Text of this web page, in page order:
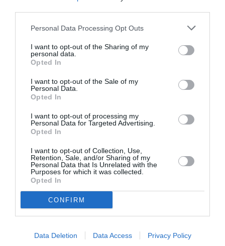
Personal Data Processing Opt Outs
I want to opt-out of the Sharing of my
personal data.
Opted In
I want to opt-out of the Sale of my
Personal Data.
Opted In
I want to opt-out of processing my
Personal Data for Targeted Advertising.
Opted In
I want to opt-out of Collection, Use,
Retention, Sale, and/or Sharing of my
Personal Data that Is Unrelated with the
Purposes for which it was collected.
Opted In
CONFIRM
Data Deletion Data Access Privacy Policy
ΘΕΑΤΡΟ - ΧΟΡΟΣ / ΝΕΑ
Εθνικό Θέατρο:
σκηνοθεσία Άρη
Μπινιάρη σε
Καθολικής
Προσβασιμότητας
ΘΕΑΤΡΟ - ΧΟΡΟΣ / ΝΕΑ
σκηνοθεσία Άρη
περιοδεία 2025
ΘΕΜΑΤΑ / ΝΕΑ
Χριστούγεννα
Τέχνης